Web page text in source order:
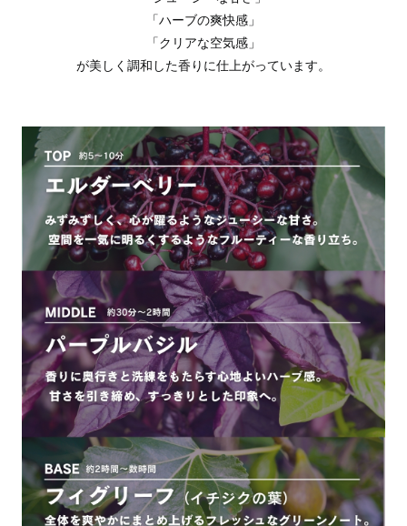
「ハーブの爽快感」
「クリアな空気感」
が美しく調和した香りに仕上がっています。